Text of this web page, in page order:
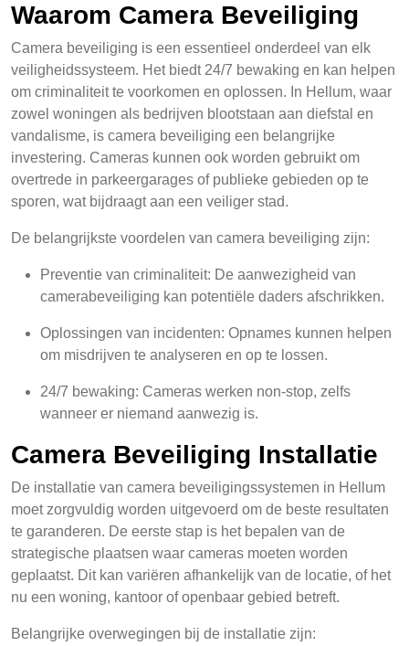
Waarom Camera Beveiliging
Camera beveiliging is een essentieel onderdeel van elk
veiligheidssysteem. Het biedt 24/7 bewaking en kan helpen
om criminaliteit te voorkomen en oplossen. In Hellum, waar
zowel woningen als bedrijven blootstaan aan diefstal en
vandalisme, is camera beveiliging een belangrijke
investering. Cameras kunnen ook worden gebruikt om
overtrede in parkeergarages of publieke gebieden op te
sporen, wat bijdraagt aan een veiliger stad.
De belangrijkste voordelen van camera beveiliging zijn:
Preventie van criminaliteit: De aanwezigheid van
camerabeveiliging kan potentiële daders afschrikken.
Oplossingen van incidenten: Opnames kunnen helpen
om misdrijven te analyseren en op te lossen.
24/7 bewaking: Cameras werken non-stop, zelfs
wanneer er niemand aanwezig is.
Camera Beveiliging Installatie
De installatie van camera beveiligingssystemen in Hellum
moet zorgvuldig worden uitgevoerd om de beste resultaten
te garanderen. De eerste stap is het bepalen van de
strategische plaatsen waar cameras moeten worden
geplaatst. Dit kan variëren afhankelijk van de locatie, of het
nu een woning, kantoor of openbaar gebied betreft.
Belangrijke overwegingen bij de installatie zijn: